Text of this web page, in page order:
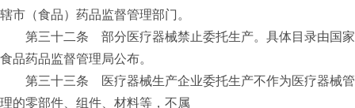
辖市（食品）药品监督管理部门。
第三十二条 部分医疗器械禁止委托生产。具体目录由国家
食品药品监督管理局公布。
第三十三条 医疗器械生产企业委托生产不作为医疗器械管
理的零部件、组件、材料等，不属